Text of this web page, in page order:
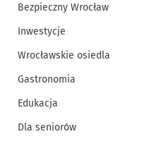
Bezpieczny Wrocław
Inwestycje
Wrocławskie osiedla
Gastronomia
Edukacja
Dla seniorów